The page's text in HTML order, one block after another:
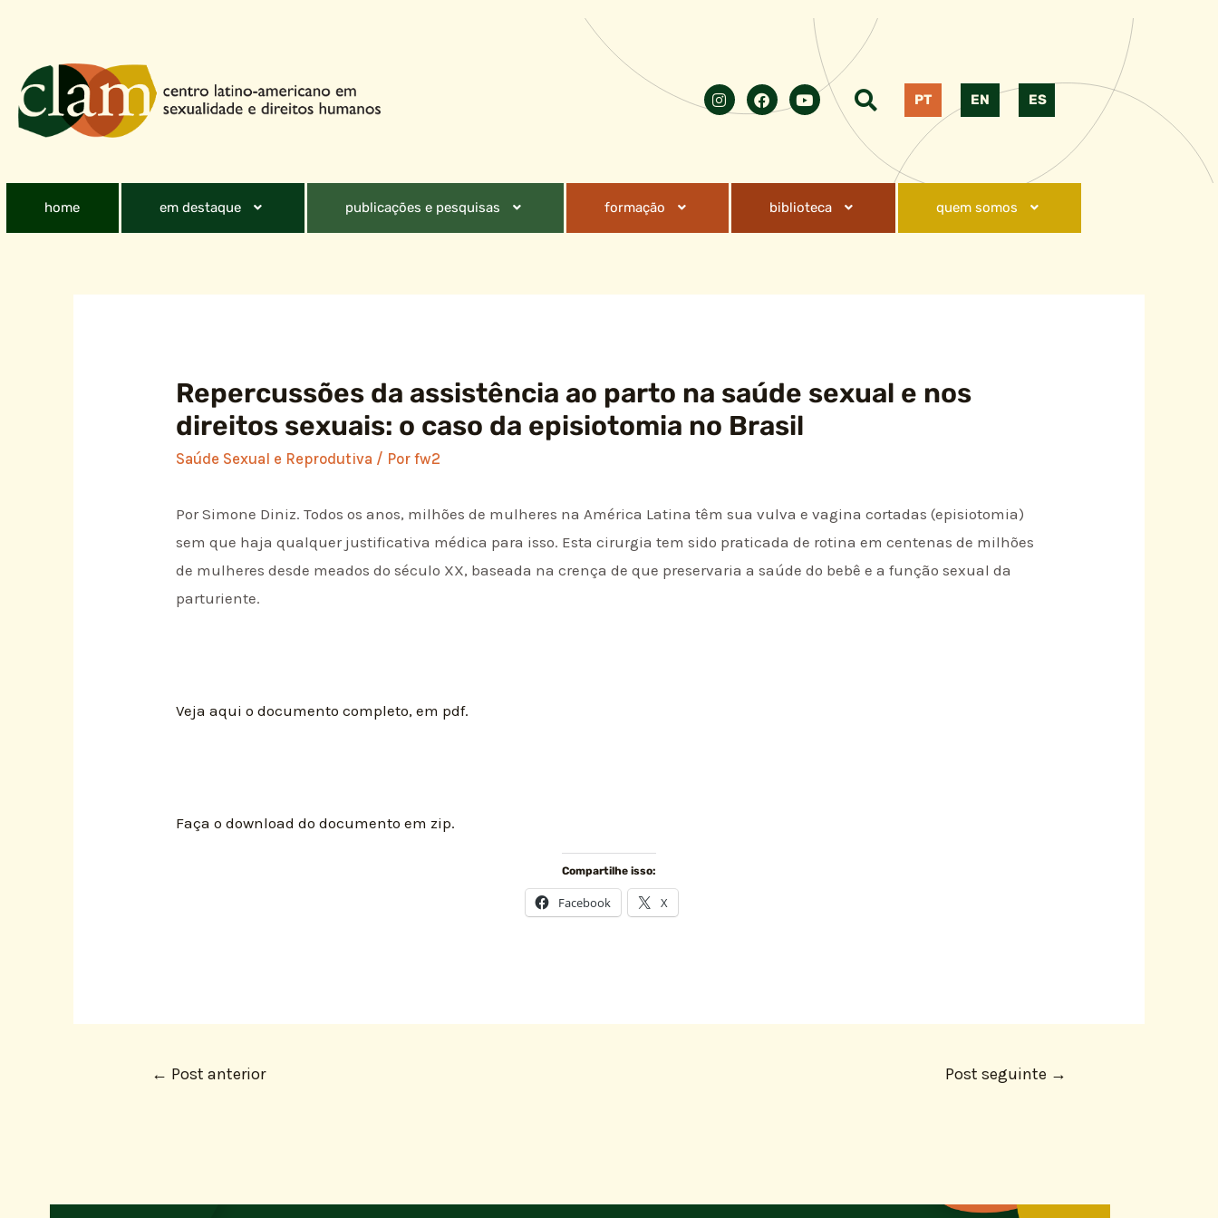
PT EN ES
home em destaque publicações e pesquisas formação biblioteca quem somos
Repercussões da assistência ao parto na saúde sexual e nos
direitos sexuais: o caso da episiotomia no Brasil
Saúde Sexual e Reprodutiva / Porfw2
Por Simone Diniz. Todos os anos, milhões de mulheres na América Latina têm sua vulva e vagina cortadas (episiotomia)
sem que haja qualquer justificativa médica para isso. Esta cirurgia tem sido praticada de rotina em centenas de milhões
de mulheres desde meados do século XX, baseada na crença de que preservaria a saúde do bebê e a função sexual da
parturiente.
Veja aqui o documento completo, em pdf.
Faça o download do documento em zip.
Compartilhe isso:
Facebook X
← Post anterior Post seguinte →